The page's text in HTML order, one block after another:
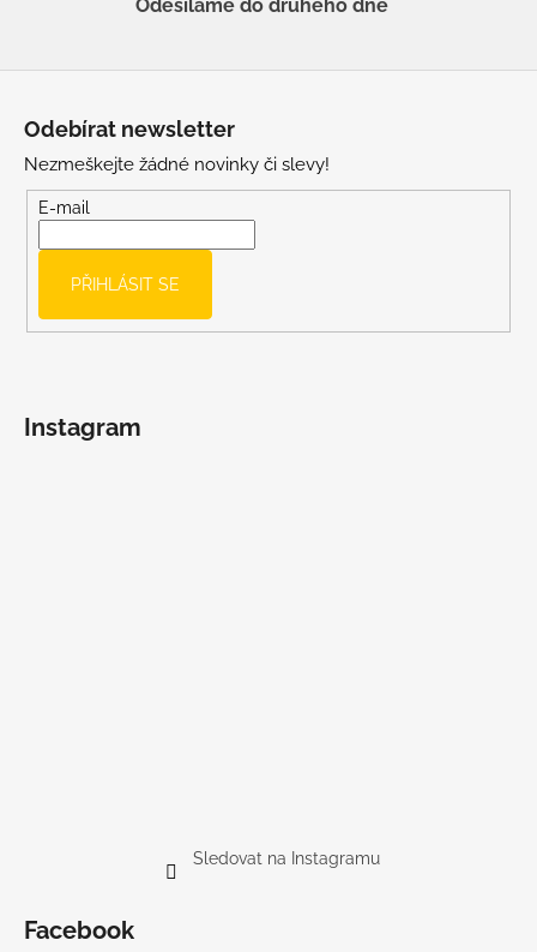
Odesíláme do druhého dne
Odebírat newsletter
Nezmeškejte žádné novinky či slevy!
E-mail
PŘIHLÁSIT SE
Instagram
Sledovat na Instagramu
Facebook